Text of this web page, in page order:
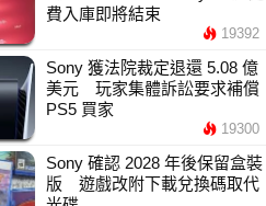
費入庫即將結束
19392
Sony 獲法院裁定退還 5.08 億
美元 玩家集體訴訟要求補償
PS5 買家
19300
Sony 確認 2028 年後保留盒裝
版 遊戲改附下載兌換碼取代